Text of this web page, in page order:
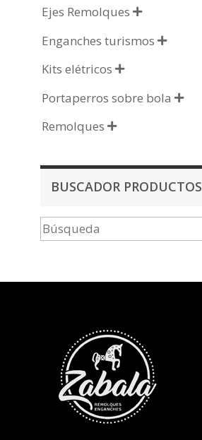
Ejes Remolques 
Enganches turismos 
Kits elétricos 
Portaperros sobre bola 
Remolques 
BUSCADOR PRODUCTOS